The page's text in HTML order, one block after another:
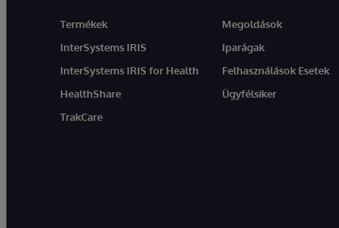
Termékek
InterSystems IRIS
InterSystems IRIS for Health
HealthShare
TrakCare
Megoldások
Iparágak
Felhasználások Esetek
Ügyfélsiker